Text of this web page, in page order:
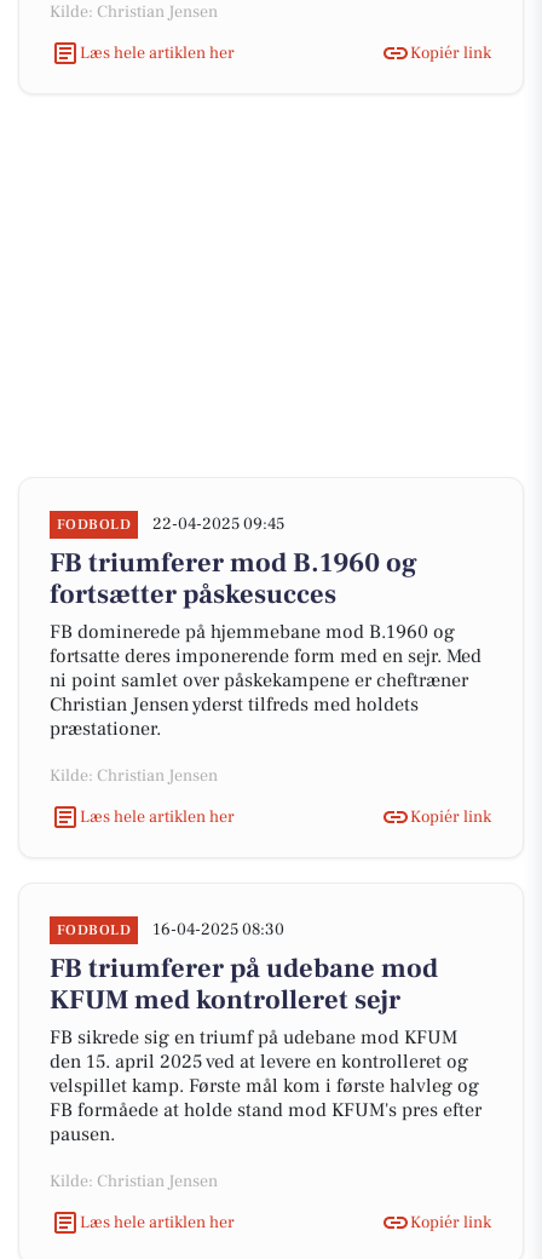
Kilde: Christian Jensen
Læs hele artiklen her
Kopiér link
FODBOLD 22-04-2025 09:45
FB triumferer mod B.1960 og
fortsætter påskesucces
FB dominerede på hjemmebane mod B.1960 og
fortsatte deres imponerende form med en sejr. Med
ni point samlet over påskekampene er cheftræner
Christian Jensen yderst tilfreds med holdets
præstationer.
Kilde: Christian Jensen
Læs hele artiklen her
Kopiér link
FODBOLD 16-04-2025 08:30
FB triumferer på udebane mod
KFUM med kontrolleret sejr
FB sikrede sig en triumf på udebane mod KFUM
den 15. april 2025 ved at levere en kontrolleret og
velspillet kamp. Første mål kom i første halvleg og
FB formåede at holde stand mod KFUM's pres efter
pausen.
Kilde: Christian Jensen
Læs hele artiklen her
Kopiér link